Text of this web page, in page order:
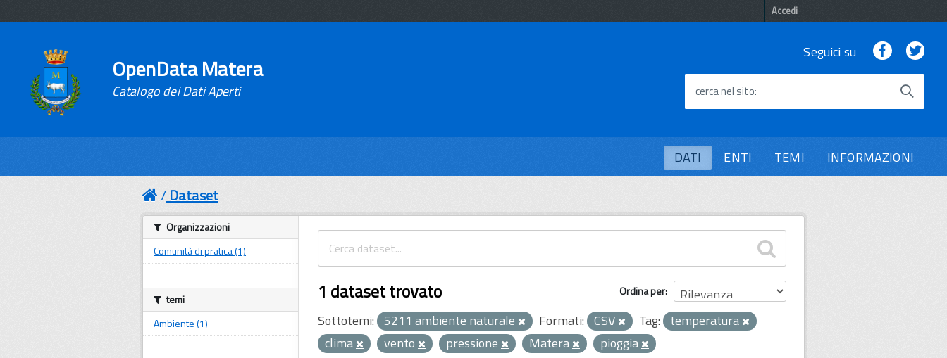
Accedi
OpenData Matera
Catalogo dei Dati Aperti
Seguici su Facebook
cerca nel sito
DATI ENTI TEMI INFORMAZIONI
Dataset
Ordina per
1 dataset trovato
Sottotemi: 5211 ambiente naturale Formati: CSV Tag: temperatura
clima
vento pressione Matera pioggia
Organizzazioni
Comunità di pratica (1)
temi
Ambiente (1)